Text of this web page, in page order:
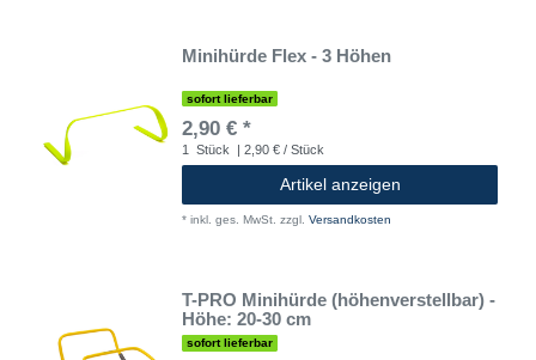
Minihürde Flex - 3 Höhen
sofort lieferbar
2,90 € *
1 Stück | 2,90 € / Stück
Artikel anzeigen
* inkl. ges. MwSt. zzgl. Versandkosten
T-PRO Minihürde (höhenverstellbar) -
Höhe: 20-30 cm
sofort lieferbar